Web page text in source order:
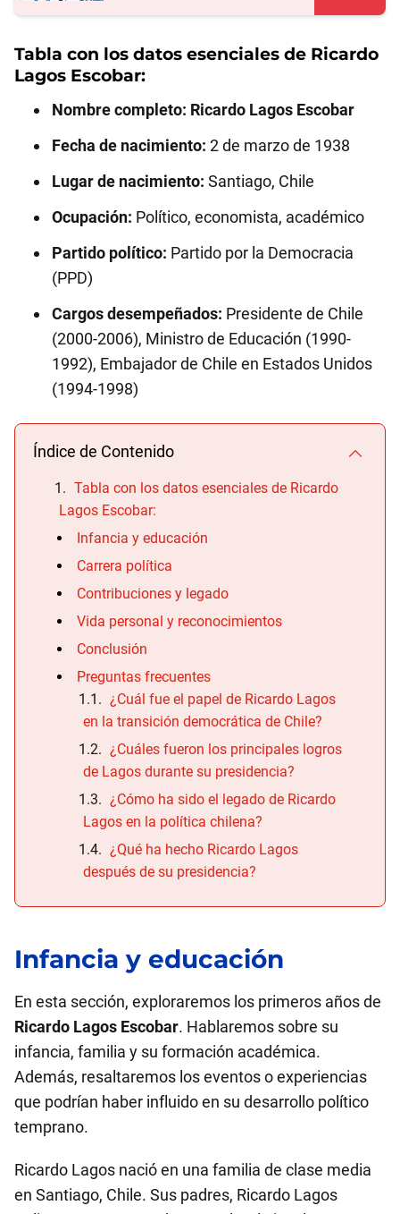
Tabla con los datos esenciales de Ricardo
Lagos Escobar:
Nombre completo: Ricardo Lagos Escobar
Fecha de nacimiento: 2 de marzo de 1938
Lugar de nacimiento: Santiago, Chile
Ocupación: Político, economista, académico
Partido político: Partido por la Democracia
(PPD)
Cargos desempeñados: Presidente de Chile
(2000-2006), Ministro de Educación (1990-
1992), Embajador de Chile en Estados Unidos
(1994-1998)
Índice de Contenido
Tabla con los datos esenciales de Ricardo
Lagos Escobar:
Infancia y educación
Carrera política
Contribuciones y legado
Vida personal y reconocimientos
Conclusión
Preguntas frecuentes
¿Cuál fue el papel de Ricardo Lagos
en la transición democrática de Chile?
¿Cuáles fueron los principales logros
de Lagos durante su presidencia?
¿Cómo ha sido el legado de Ricardo
Lagos en la política chilena?
¿Qué ha hecho Ricardo Lagos
después de su presidencia?
Infancia y educación
En esta sección, exploraremos los primeros años de
Ricardo Lagos Escobar. Hablaremos sobre su
infancia, familia y su formación académica.
Además, resaltaremos los eventos o experiencias
que podrían haber influido en su desarrollo político
temprano.
Ricardo Lagos nació en una familia de clase media
en Santiago, Chile. Sus padres, Ricardo Lagos